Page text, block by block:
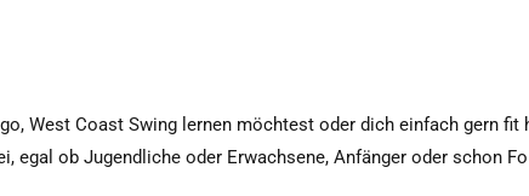
West Coast Swing lernen möchtest oder dich einfach gern
egal ob Jugendliche oder Erwachsene, Anfänger oder schon